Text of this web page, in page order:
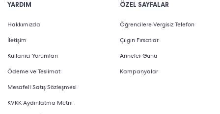
YARDIM
Hakkımızda
İletişim
Kullanıcı Yorumları
Ödeme ve Teslimat
Mesafeli Satış Sözleşmesi
KVKK Aydınlatma Metni
ÖZEL SAYFALAR
Öğrencilere Vergisiz Telefon
Çılgın Fırsatlar
Anneler Günü
Kampanyalar